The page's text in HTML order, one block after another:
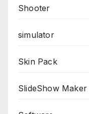
Shooter
simulator
Skin Pack
SlideShow Maker